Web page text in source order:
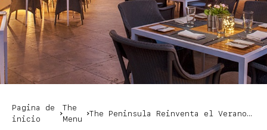
Pagina de
inicio
The
Menu
The Peninsula Reinventa el Verano: